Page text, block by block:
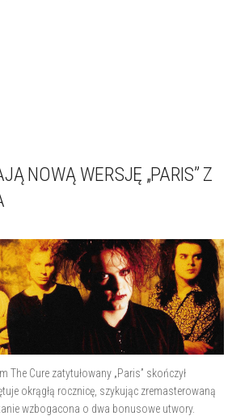
NOWĄ WERSJĘ „PARIS” Z
Cure zatytułowany „Paris” skończył
okrągłą rocznicę, szykując zremasterowaną
wzbogacona o dwa bonusowe utwory.